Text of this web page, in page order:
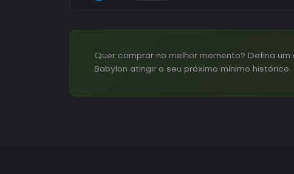
Quer comprar no melhor momento? Defina
Babylon atingir o seu próximo mínimo histórico.